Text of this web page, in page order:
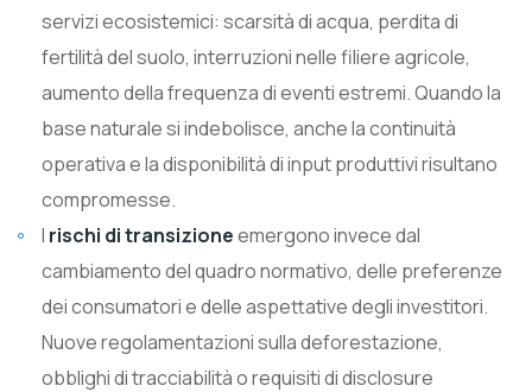
servizi ecosistemici: scarsità di acqua, perdita di
fertilità del suolo, interruzioni nelle filiere agricole,
aumento della frequenza di eventi estremi. Quando la
base naturale si indebolisce, anche la continuità
operativa e la disponibilità di input produttivi risultano
compromesse.
rischi di transizioneemergono invece dal
cambiamento del quadro normativo, delle preferenze
dei consumatori e delle aspettative degli investitori.
Nuove regolamentazioni sulla deforestazione,
obblighi di tracciabilità o requisiti di disclosure